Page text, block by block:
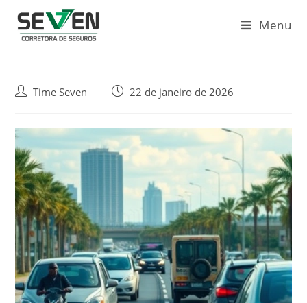
para
Menu
AutorTime Seven
Post22 de janeiro de 2026